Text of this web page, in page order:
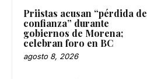
Priistas acusan “pérdida de
confianza” durante
gobiernos de Morena;
celebran foro en BC
agosto 8, 2026